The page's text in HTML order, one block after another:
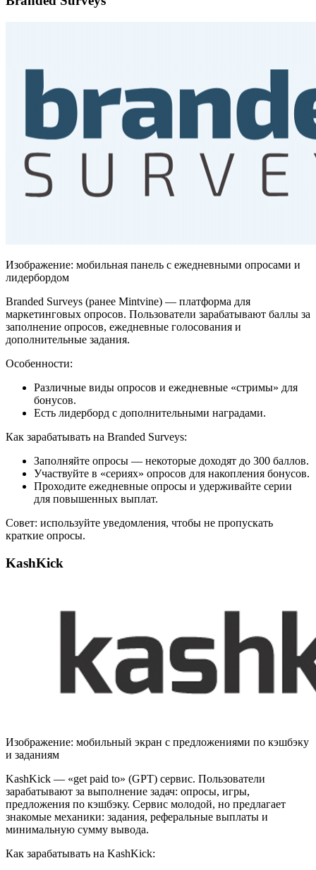
Изображение: мобильная панель с ежедневными опросами и
лидербордом
Branded Surveys (ранее Mintvine) — платформа для
маркетинговых опросов. Пользователи зарабатывают баллы за
заполнение опросов, ежедневные голосования и
дополнительные задания.
Особенности:
Различные виды опросов и ежедневные «стримы» для
бонусов.
Есть лидерборд с дополнительными наградами.
Как зарабатывать на Branded Surveys:
Заполняйте опросы — некоторые доходят до 300 баллов.
Участвуйте в «сериях» опросов для накопления бонусов.
Проходите ежедневные опросы и удерживайте серии
для повышенных выплат.
Совет: используйте уведомления, чтобы не пропускать
краткие опросы.
KashKick
Изображение: мобильный экран с предложениями по кэшбэку
и заданиям
KashKick — «get paid to» (GPT) сервис. Пользователи
зарабатывают за выполнение задач: опросы, игры,
предложения по кэшбэку. Сервис молодой, но предлагает
знакомые механики: задания, реферальные выплаты и
минимальную сумму вывода.
Как зарабатывать на KashKick: